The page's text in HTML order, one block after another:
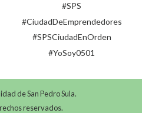
#SPS
#CiudadDeEmprendedores
#SPSCiudadEnOrden
#YoSoy0501
de San Pedro Sula.
reservados.